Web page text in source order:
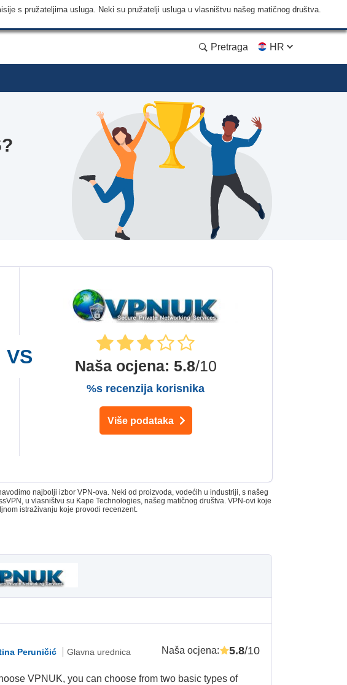
s pružateljima usluga. Neki su pružatelji usluga u vlasništvu našeg matičnog društva.
Pretraga HR
Naša ocjena: 5.8/10
%s recenzija korisnika
Više podataka
najbolji izbor VPN-ova. Neki od proizvoda, vodećih u industriji, s našeg
u vlasništvu su Kape Technologies, našeg matičnog društva. VPN-ovi koje
istraživanju koje provodi recenzent.
Peruničić Glavna urednica Naša ocjena: 5.8/10
VPNUK, you can choose from two basic types of